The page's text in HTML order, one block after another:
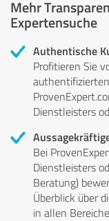
Mehr
Expertensuche
Authentische
Profitieren Sie
Dienstleisters
Bei
Dienstleisters
Beratung)
Überblick über
in allen